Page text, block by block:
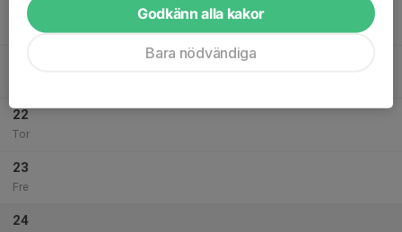
20
22
Tor
23
Fre
24
Godkänn alla kakor
Bara nödvändiga